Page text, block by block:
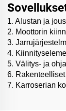
1. Alustan ja
2. Moottorin
3.
4.
5. Välitys- ja
6.
7. Karroserian